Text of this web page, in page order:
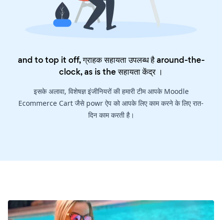
and to top it off, ग्राहक सहायता उपलब्ध है around-the-
clock, as is theसहायता केंद्र।
इसके अलावा, विशेषज्ञ इंजीनियरों की हमारी टीम आपके Moodle
Ecommerce Cart जैसे powr ऐप को आपके लिए काम करने के लिए रात-
दिन काम करती है।